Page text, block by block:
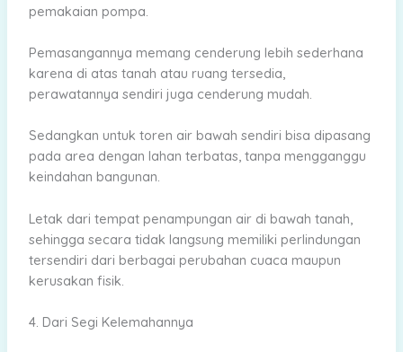
pemakaian pompa.
Pemasangannya memang cenderung lebih sederhana
karena di atas tanah atau ruang tersedia,
perawatannya sendiri juga cenderung mudah.
Sedangkan untuk toren air bawah sendiri bisa dipasang
pada area dengan lahan terbatas, tanpa mengganggu
keindahan bangunan.
Letak dari tempat penampungan air di bawah tanah,
sehingga secara tidak langsung memiliki perlindungan
tersendiri dari berbagai perubahan cuaca maupun
kerusakan fisik.
4. Dari Segi Kelemahannya